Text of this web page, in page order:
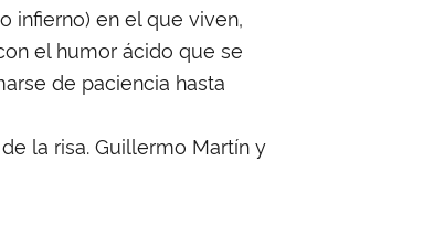
infierno) en el que viven,
el humor ácido que se
de paciencia hasta
la risa. Guillermo Martín y